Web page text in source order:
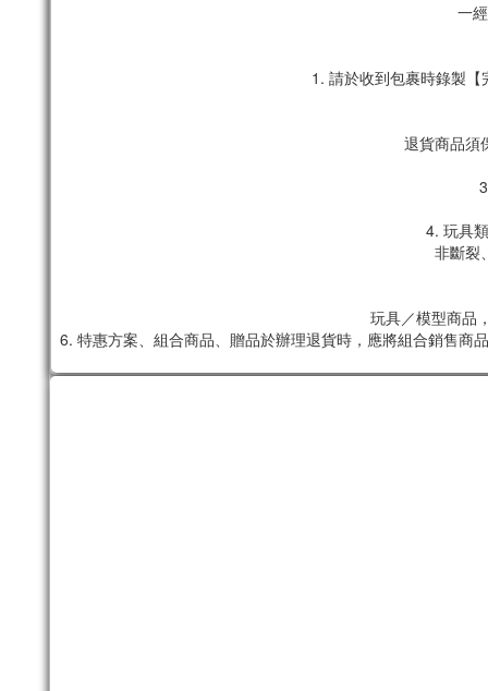
一
1. 請於收到包裹時錄製
退貨商品須
4. 玩具
非斷裂
玩具／模型商品
6. 特惠方案、組合商品、贈品於辦理退貨時，應將組合銷售商